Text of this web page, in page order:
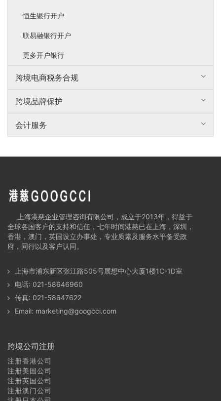
恒生银行开户
联易融银行开户
更多开户银行
跨境电商税务合规
跨境品牌保护
会计服务
上海港慈企业管理咨询有限公司，成立于2013年，得益于
全球各国客户的支持和信任，七年时间港慈已在上海，深圳，
香港，澳门，英国设立办事处，专业质素及服务水平备受政
府，同行以及客户认同。
上海市浦东新区张江路505号展想中心大厦1楼1C-1D室
电话: 021-58646960
传真: 021-58647622
Email: marketing@googcci.com
跨境公司注册
注册香港公司
注册美国公司
注册英国公司
注册澳门公司